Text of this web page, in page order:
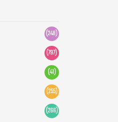
(248)
(797)
(41)
(255)
(266)